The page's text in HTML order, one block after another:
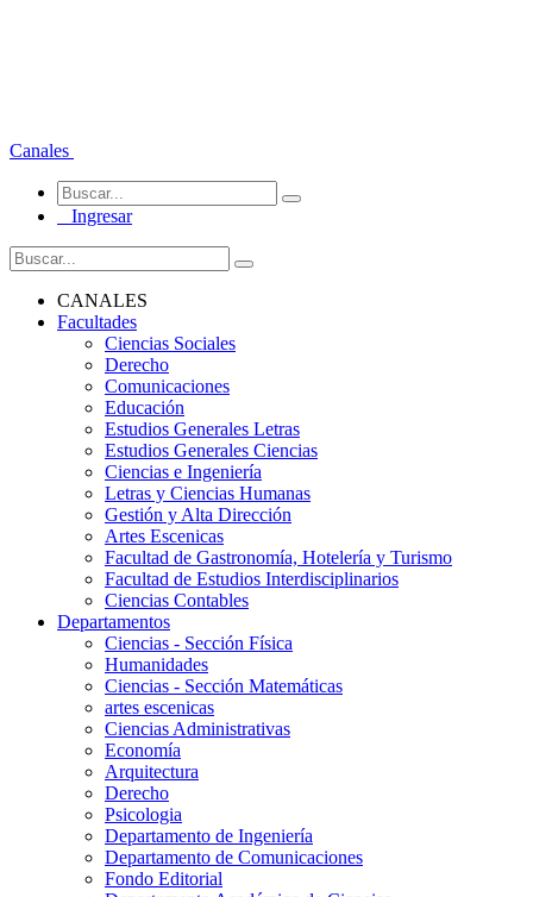
Canales
Ingresar
CANALES
Facultades
Ciencias Sociales
Derecho
Comunicaciones
Educación
Estudios Generales Letras
Estudios Generales Ciencias
Ciencias e Ingeniería
Letras y Ciencias Humanas
Gestión y Alta Dirección
Artes Escenicas
Facultad de Gastronomía, Hotelería y Turismo
Facultad de Estudios Interdisciplinarios
Ciencias Contables
Departamentos
Ciencias - Sección Física
Humanidades
Ciencias - Sección Matemáticas
artes escenicas
Ciencias Administrativas
Economía
Arquitectura
Derecho
Psicologia
Departamento de Ingeniería
Departamento de Comunicaciones
Fondo Editorial